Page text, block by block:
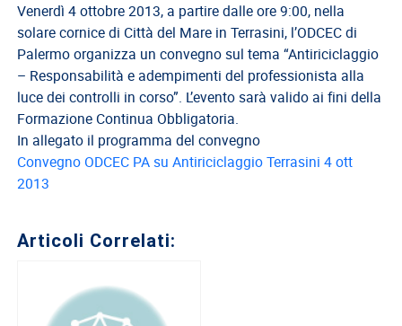
Iscritti
Modulistica
Norme
e
Regolamenti
ANCL
Direttivo
ENPACL
Previdenza
Enpacl
Venerdì 4 ottobre 2013, a partire dalle ore 9:00, nella
solare cornice di Città del Mare in Terrasini, l’ODCEC di
Palermo organizza un convegno sul tema “Antiriciclaggio
– Responsabilità e adempimenti del professionista alla
luce dei controlli in corso”. L’evento sarà valido ai fini della
Formazione Continua Obbligatoria.
In allegato il programma del convegno
Convegno ODCEC PA su Antiriciclaggio Terrasini 4 ott
2013
Articoli Correlati: